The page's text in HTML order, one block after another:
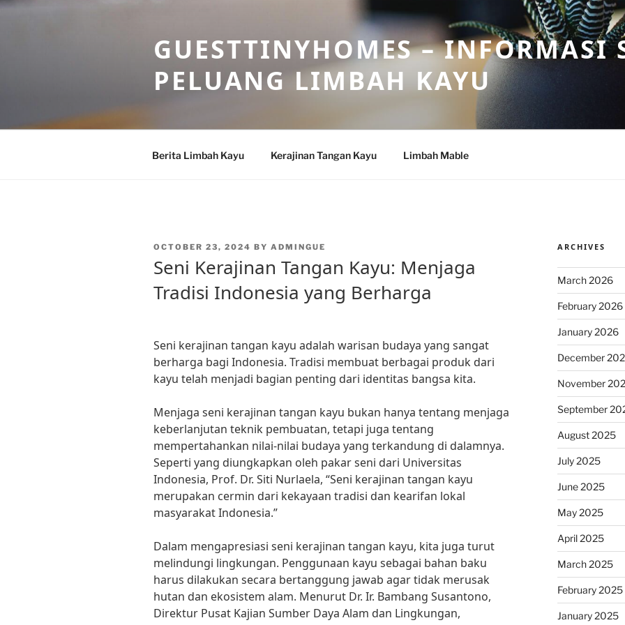
Skip
GUESTTINYHOMES – INFORMASI
PELUANG LIMBAH KAYU
Berita Limbah Kayu Kerajinan Tangan Kayu Limbah Mable
POSTED
OCTOBER 23, 2024 BY ADMINGUE
Seni Kerajinan Tangan Kayu: Menjaga
Tradisi Indonesia yang Berharga
Seni kerajinan tangan kayu adalah warisan budaya yang sangat
berharga bagi Indonesia. Tradisi membuat berbagai produk dari
kayu telah menjadi bagian penting dari identitas bangsa kita.
Menjaga seni kerajinan tangan kayu bukan hanya tentang menjaga
keberlanjutan teknik pembuatan, tetapi juga tentang
mempertahankan nilai-nilai budaya yang terkandung di dalamnya.
Seperti yang diungkapkan oleh pakar seni dari Universitas
Indonesia, Prof. Dr. Siti Nurlaela, “Seni kerajinan tangan kayu
merupakan cermin dari kekayaan tradisi dan kearifan lokal
masyarakat Indonesia.”
Dalam mengapresiasi seni kerajinan tangan kayu, kita juga turut
melindungi lingkungan. Penggunaan kayu sebagai bahan baku
harus dilakukan secara bertanggung jawab agar tidak merusak
hutan dan ekosistem alam. Menurut Dr. Ir. Bambang Susantono,
Direktur Pusat Kajian Sumber Daya Alam dan Lingkungan,
ARCHIVES
March 2026
February 2026
January 2026
December
November
September
August 2025
July 2025
June 2025
May 2025
April 2025
March 2025
February 2025
January 2025